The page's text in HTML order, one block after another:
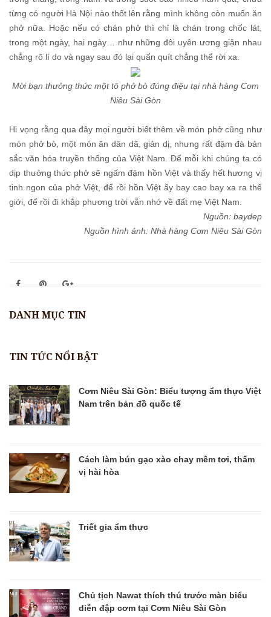
từng có người Hà Nội nào thốt lên rằng mình không còn muốn ăn
phở nữa. Hoặc nếu có chán phở thì chỉ là chán trong chốc lát,
trong một ngày, hai ngày… như những đôi uyên ương giận nhau
chẳng rõ lí do và ngay sau đó lại quấn quít chẳng thể rời xa.
Mời bạn thưởng thức một tô phở bò đúng điệu tại nhà hàng Cơm
Niêu Sài Gòn
Hi vọng rằng qua đây mọi người biết thêm về món phở cũng như
món phở bò, một món ăn dân dã, giản dị, nhưng rất đậm đà bản
sắc văn hóa truyền thống của Việt Nam. Để mỗi khi chúng ta có
dịp thưởng thức phở sẽ ngấm đậm hồn Việt và thấy hết hương vị
tinh ngon của phở Việt, để rồi hồn Việt ấy bay cao bay xa ra thế
giới, để rồi đi khắp phương trời vẫn nhớ về đất mẹ Việt Nam.
Nguồn: baydep
Nguồn hình ảnh: Nhà hàng Cơm Niêu Sài Gòn
DANH MỤC TIN
TIN TỨC NỔI BẬT
Cơm Niêu Sài Gòn: Biểu tượng ẩm thực Việt
Nam trên bản đồ quốc tế
Cách làm bún gạo xào chay mềm tơi, thấm
vị hài hòa
Triết gia ẩm thực
Chủ tịch Nawat thích thú trước màn biểu
diễn đập cơm tại Cơm Niêu Sài Gòn